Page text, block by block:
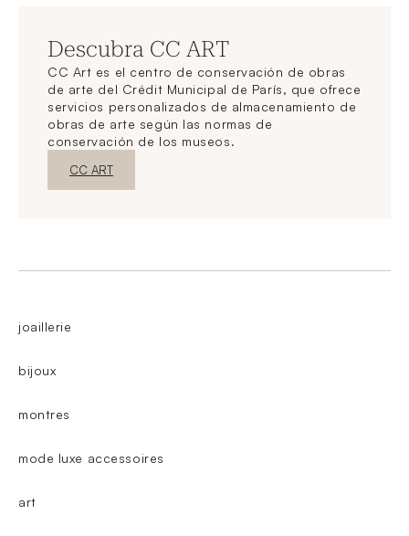
Descubra CC ART
CC Art es el centro de conservación de obras
de arte del Crédit Municipal de París, que ofrece
servicios personalizados de almacenamiento de
obras de arte según las normas de
conservación de los museos.
Nueva ventanaDescubrir
CC ART
joaillerie
bijoux
montres
mode luxe accessoires
art